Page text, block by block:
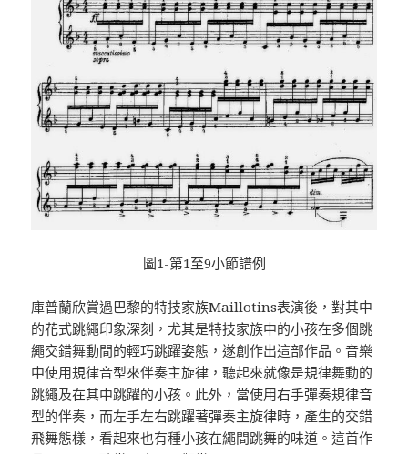
圖1-第1至9小節譜例
庫普蘭欣賞過巴黎的特技家族Maillotins表演後，對其中
的花式跳繩印象深刻，尤其是特技家族中的小孩在多個跳
繩交錯舞動間的輕巧跳躍姿態，遂創作出這部作品。音樂
中使用規律音型來伴奏主旋律，聽起來就像是規律舞動的
跳繩及在其中跳躍的小孩。此外，當使用右手彈奏規律音
型的伴奏，而左手左右跳躍著彈奏主旋律時，產生的交錯
飛舞態樣，看起來也有種小孩在繩間跳舞的味道。這首作